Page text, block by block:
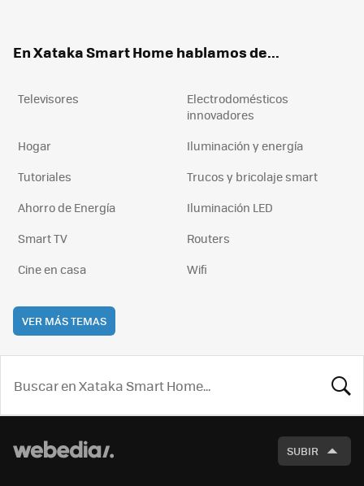
En Xataka Smart Home hablamos de...
Televisores
Electrodomésticos
innovadores
Hogar
Iluminación y energía
Tutoriales
Trucos y bricolaje smart
Ahorro de Energía
Iluminación LED
Smart TV
Routers
Cine en casa
Wifi
VER MÁS TEMAS
SUBIR